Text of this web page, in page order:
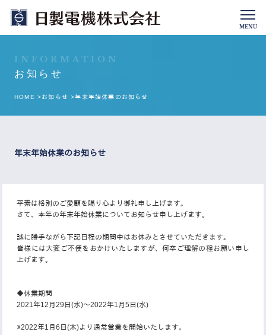
MENU
INFORMATION
お知らせ
HOME >お知らせ >年末年始休業のお知らせ
年末年始休業のお知らせ
平素は格別のご愛顧を賜り心より御礼申し上げます。
さて、本年の年末年始休業についてお知らせ申し上げます。
誠に勝手ながら下記日程の期間中はお休みとさせていただきます。
皆様には大変ご不便をおかけいたしますが、何卒ご理解の程お願い申し
上げます。
◆休業期間
2021年12月29日(水)～2022年1月5日(水)
※2022年1月6日(木)より通常営業を開始いたします。